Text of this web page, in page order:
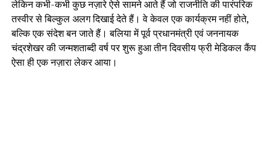
लेकिन कभी-कभी कुछ नज़ारे ऐसे सामने आते हैं जो राजनीति की पारंपरिक
तस्वीर से बिल्कुल अलग दिखाई देते हैं। वे केवल एक कार्यक्रम नहीं होते,
बल्कि एक संदेश बन जाते हैं। बलिया में पूर्व प्रधानमंत्री एवं जननायक
चंद्रशेखर की जन्मशताब्दी वर्ष पर शुरू हुआ तीन दिवसीय फ्री मेडिकल कैंप
ऐसा ही एक नज़ारा लेकर आया।